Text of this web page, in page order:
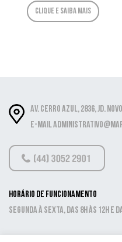
Clique e saiba mais
Av. Cerro Azul, 2836, Jd.
E-mail
Horário de funcionamento
Segunda à sexta, das 8h às 12h e